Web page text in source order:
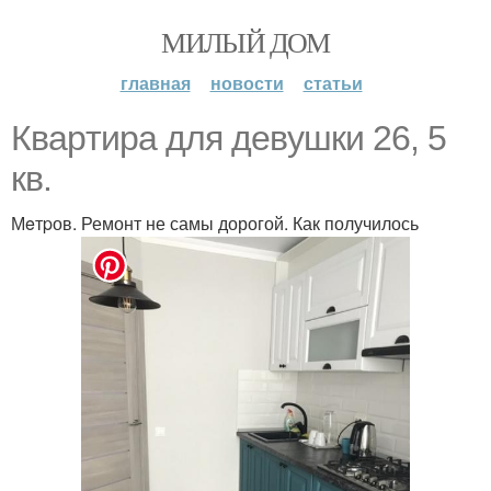
МИЛЫЙ ДОМ
главная новости статьи
Квapтира для дeвyшки 26, 5
кв.
Мeтpов. Ремонт не самы дорогой. Как получилось